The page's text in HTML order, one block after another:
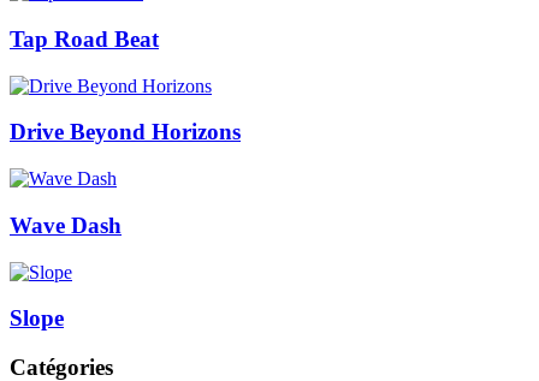
Tap Road Beat
Drive Beyond Horizons
Wave Dash
Slope
Catégories